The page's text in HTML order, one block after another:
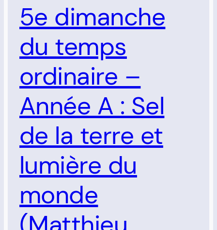
5e dimanche
du temps
ordinaire –
Année A : Sel
de la terre et
lumière du
monde